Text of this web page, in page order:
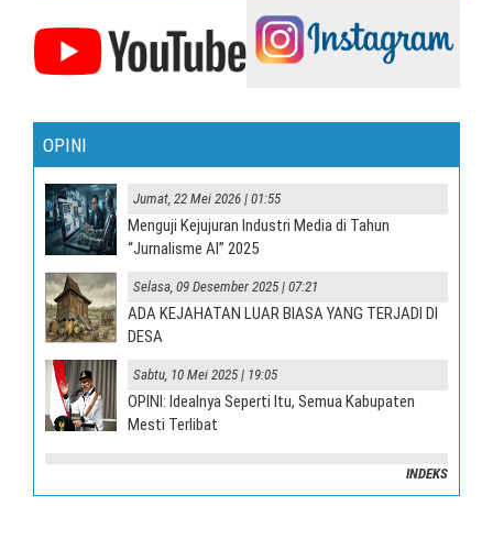
OPINI
Jumat, 22 Mei 2026 | 01:55
Menguji Kejujuran Industri Media di Tahun
“Jurnalisme AI” 2025
Selasa, 09 Desember 2025 | 07:21
ADA KEJAHATAN LUAR BIASA YANG TERJADI DI
DESA
Sabtu, 10 Mei 2025 | 19:05
OPINI: Idealnya Seperti Itu, Semua Kabupaten
Mesti Terlibat
INDEKS